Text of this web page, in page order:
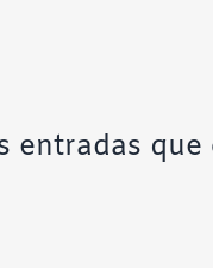
entradas